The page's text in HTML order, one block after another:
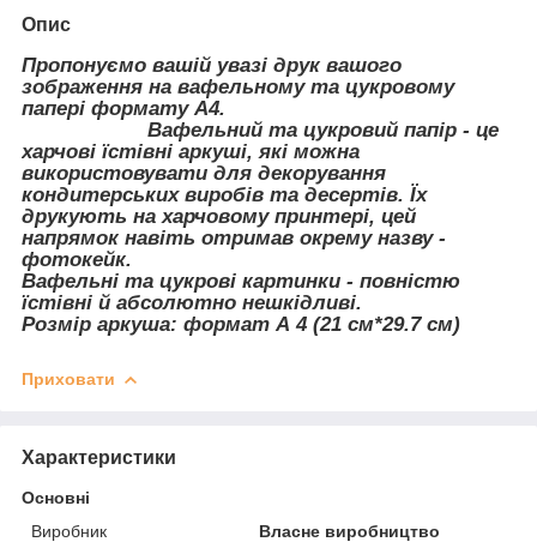
Опис
Пропонуємо вашій увазі друк вашого
зображення на вафельному та цукровому
папері формату А4.
Вафельний та цукровий папір - це
харчові їстівні аркуші, які можна
використовувати для декорування
кондитерських виробів та десертів. Їх
друкують на харчовому принтері, цей
напрямок навіть отримав окрему назву -
фотокейк.
Вафельні та цукрові картинки - повністю
їстівні й абсолютно нешкідливі.
Розмір аркуша: формат А 4 (21 см*29.7 см)
Приховати
Характеристики
Основні
Виробник
Власне виробництво